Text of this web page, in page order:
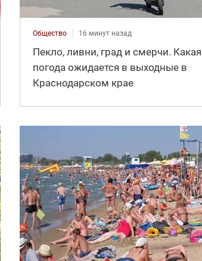
Общество 16 минут назад
Пекло, ливни, град и смерчи. Какая
погода ожидается в выходные в
Краснодарском крае